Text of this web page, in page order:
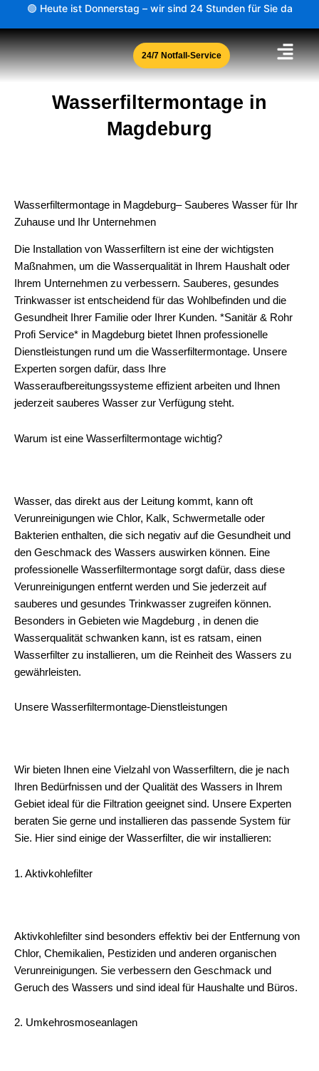
springen
🟢 Heute ist Donnerstag – wir sind 24 Stunden für Sie da
24/7 Notfall-Service
Wasserfiltermontage in
Magdeburg
Wasserfiltermontage in Magdeburg– Sauberes Wasser für Ihr
Zuhause und Ihr Unternehmen
Die Installation von Wasserfiltern ist eine der wichtigsten
Maßnahmen, um die Wasserqualität in Ihrem Haushalt oder
Ihrem Unternehmen zu verbessern. Sauberes, gesundes
Trinkwasser ist entscheidend für das Wohlbefinden und die
Gesundheit Ihrer Familie oder Ihrer Kunden. *Sanitär & Rohr
Profi Service* in Magdeburg bietet Ihnen professionelle
Dienstleistungen rund um die Wasserfiltermontage. Unsere
Experten sorgen dafür, dass Ihre
Wasseraufbereitungssysteme effizient arbeiten und Ihnen
jederzeit sauberes Wasser zur Verfügung steht.
Warum ist eine Wasserfiltermontage wichtig?
Wasser, das direkt aus der Leitung kommt, kann oft
Verunreinigungen wie Chlor, Kalk, Schwermetalle oder
Bakterien enthalten, die sich negativ auf die Gesundheit und
den Geschmack des Wassers auswirken können. Eine
professionelle Wasserfiltermontage sorgt dafür, dass diese
Verunreinigungen entfernt werden und Sie jederzeit auf
sauberes und gesundes Trinkwasser zugreifen können.
Besonders in Gebieten wie Magdeburg , in denen die
Wasserqualität schwanken kann, ist es ratsam, einen
Wasserfilter zu installieren, um die Reinheit des Wassers zu
gewährleisten.
Unsere Wasserfiltermontage-Dienstleistungen
Wir bieten Ihnen eine Vielzahl von Wasserfiltern, die je nach
Ihren Bedürfnissen und der Qualität des Wassers in Ihrem
Gebiet ideal für die Filtration geeignet sind. Unsere Experten
beraten Sie gerne und installieren das passende System für
Sie. Hier sind einige der Wasserfilter, die wir installieren:
1. Aktivkohlefilter
Aktivkohlefilter sind besonders effektiv bei der Entfernung von
Chlor, Chemikalien, Pestiziden und anderen organischen
Verunreinigungen. Sie verbessern den Geschmack und
Geruch des Wassers und sind ideal für Haushalte und Büros.
2. Umkehrosmoseanlagen